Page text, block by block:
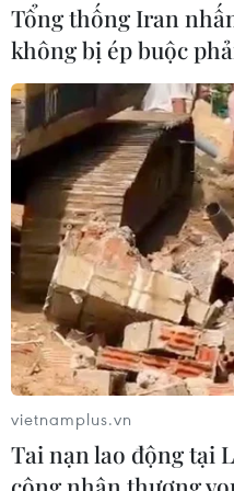
Tổng thống Iran
không bị ép buộc
vietnamplus.vn
Tai nạn lao động tại